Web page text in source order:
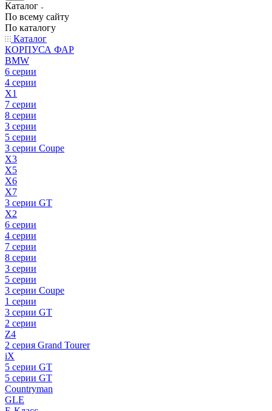
Каталог
По всему сайту
По каталогу
Каталог
КОРПУСА ФАР
BMW
6 серии
4 серии
X1
7 серии
8 серии
3 серии
5 серии
3 серии Coupe
X3
X5
X6
X7
3 серии GT
X2
6 серии
4 серии
7 серии
8 серии
3 серии
5 серии
3 серии Coupe
1 серии
3 серии GT
2 серии
Z4
2 серия Grand Tourer
iX
5 серии GT
5 серии GT
Countryman
GLE